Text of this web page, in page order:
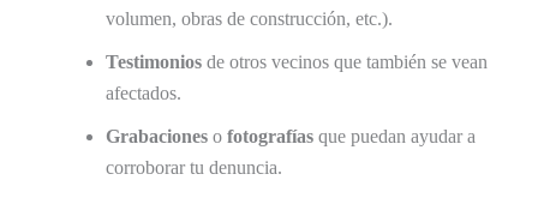
volumen, obras de construcción, etc.).
Testimonios de otros vecinos que también se vean
afectados.
Grabaciones o fotografías que puedan ayudar a
corroborar tu denuncia.